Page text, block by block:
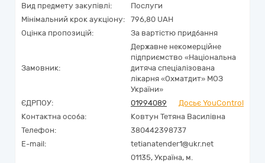
Вид предмету закупівлі:
Послуги
Мінімальний крок аукціону:
796,80 UAH
Оцінка пропозицій:
За вартістю придбання
Замовник:
Державне некомерційне
підприємство «Національна
дитяча спеціалізована
лікарня «Охматдит» МОЗ
України»
ЄДРПОУ:
01994089
Досьє YouControl
Контактна особа:
Ковтун Тетяна Василівна
Телефон:
380442398737
E-mail:
tetianatender1@ukr.net
01135, Україна, м.